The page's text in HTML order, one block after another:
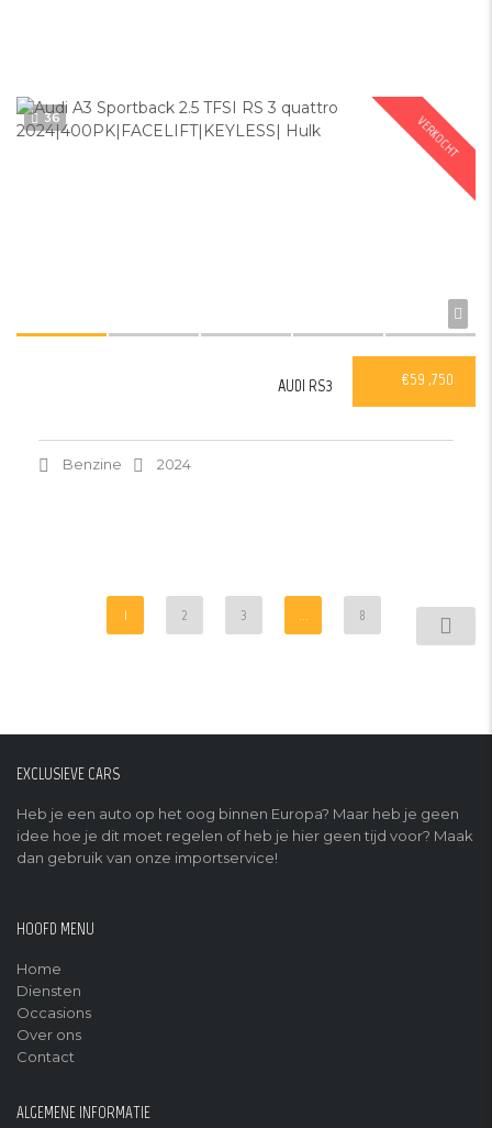
VERKOCHT
36
€59 ,750
AUDI RS3
Benzine 2024
1 2 3 ... 8
EXCLUSIEVE CARS
Heb je een auto op het oog binnen Europa? Maar heb je geen
idee hoe je dit moet regelen of heb je hier geen tijd voor? Maak
dan gebruik van onze importservice!
HOOFD MENU
Home
Diensten
Occasions
Over ons
Contact
ALGEMENE INFORMATIE